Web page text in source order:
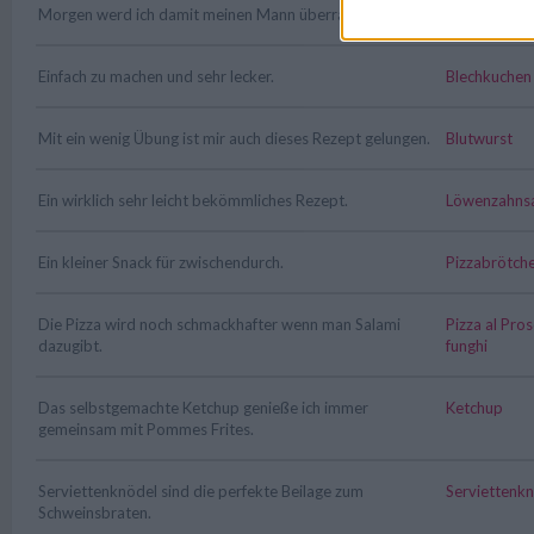
Morgen werd ich damit meinen Mann überraschen.
Einfach zu machen und sehr lecker.
Mit ein wenig Übung ist mir auch dieses Rezept gelungen. Blutwurst
Ein wirklich sehr leicht bekömmliches Rezept.
Ein kleiner Snack für zwischendurch.
Die Pizza wird noch schmackhafter wenn man Salami
dazugibt.
Pizza al
funghi
Das selbstgemachte Ketchup genieße ich immer
gemeinsam mit Pommes Frites.
Ketchup
Serviettenknödel sind die perfekte Beilage zum
Schweinsbraten.